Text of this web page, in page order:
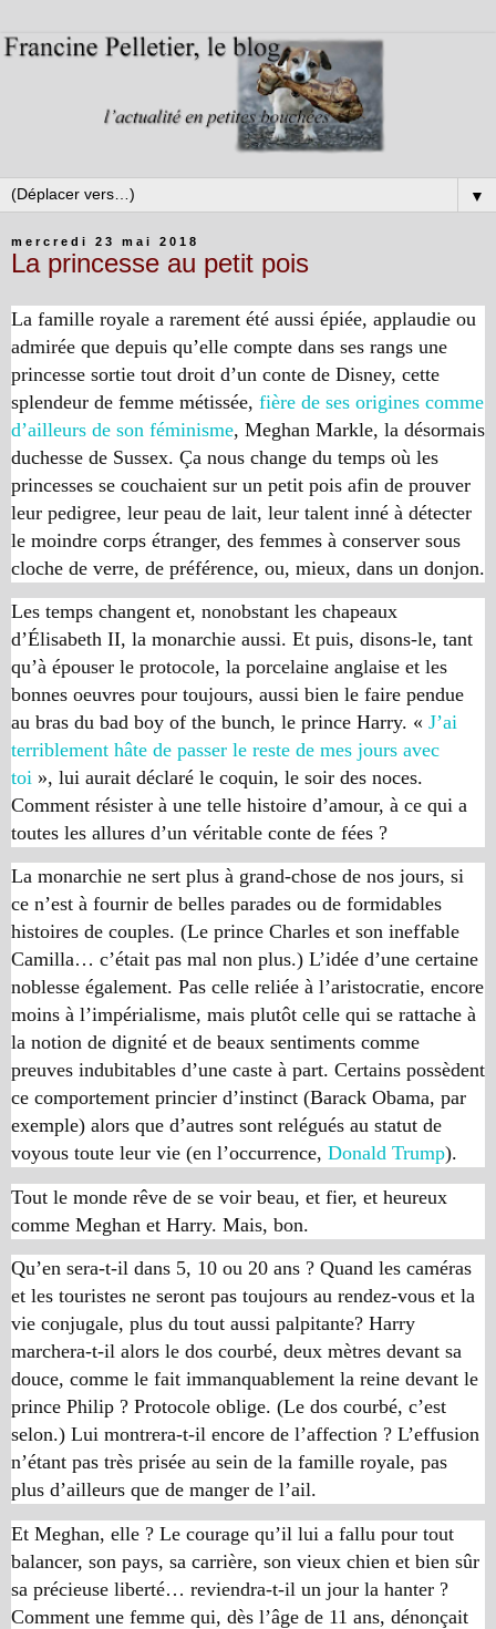
▼
mercredi 23 mai 2018
La princesse au petit pois
La famille royale a rarement été aussi épiée, applaudie ou
admirée que depuis qu’elle compte dans ses rangs une
princesse sortie tout droit d’un conte de Disney, cette
splendeur de femme métissée, fière de ses origines comme
d’ailleurs de son féminisme, Meghan Markle, la désormais
duchesse de Sussex. Ça nous change du temps où les
princesses se couchaient sur un petit pois afin de prouver
leur pedigree, leur peau de lait, leur talent inné à détecter
le moindre corps étranger, des femmes à conserver sous
cloche de verre, de préférence, ou, mieux, dans un donjon.
Les temps changent et, nonobstant les chapeaux
d’Élisabeth II, la monarchie aussi. Et puis, disons-le, tant
qu’à épouser le protocole, la porcelaine anglaise et les
bonnes oeuvres pour toujours, aussi bien le faire pendue
au bras du bad boy of the bunch, le prince Harry. « J’ai
terriblement hâte de passer le reste de mes jours avec
toi », lui aurait déclaré le coquin, le soir des noces.
Comment résister à une telle histoire d’amour, à ce qui a
toutes les allures d’un véritable conte de fées ?
La monarchie ne sert plus à grand-chose de nos jours, si
ce n’est à fournir de belles parades ou de formidables
histoires de couples. (Le prince Charles et son ineffable
Camilla… c’était pas mal non plus.) L’idée d’une certaine
noblesse également. Pas celle reliée à l’aristocratie, encore
moins à l’impérialisme, mais plutôt celle qui se rattache à
la notion de dignité et de beaux sentiments comme
preuves indubitables d’une caste à part. Certains possèdent
ce comportement princier d’instinct (Barack Obama, par
exemple) alors que d’autres sont relégués au statut de
voyous toute leur vie (en l’occurrence, Donald Trump).
Tout le monde rêve de se voir beau, et fier, et heureux
comme Meghan et Harry. Mais, bon.
Qu’en sera-t-il dans 5, 10 ou 20 ans ? Quand les caméras
et les touristes ne seront pas toujours au rendez-vous et la
vie conjugale, plus du tout aussi palpitante? Harry
marchera-t-il alors le dos courbé, deux mètres devant sa
douce, comme le fait immanquablement la reine devant le
prince Philip ? Protocole oblige. (Le dos courbé, c’est
selon.) Lui montrera-t-il encore de l’affection ? L’effusion
n’étant pas très prisée au sein de la famille royale, pas
plus d’ailleurs que de manger de l’ail.
Et Meghan, elle ? Le courage qu’il lui a fallu pour tout
balancer, son pays, sa carrière, son vieux chien et bien sûr
sa précieuse liberté… reviendra-t-il un jour la hanter ?
Comment une femme qui, dès l’âge de 11 ans, dénonçait